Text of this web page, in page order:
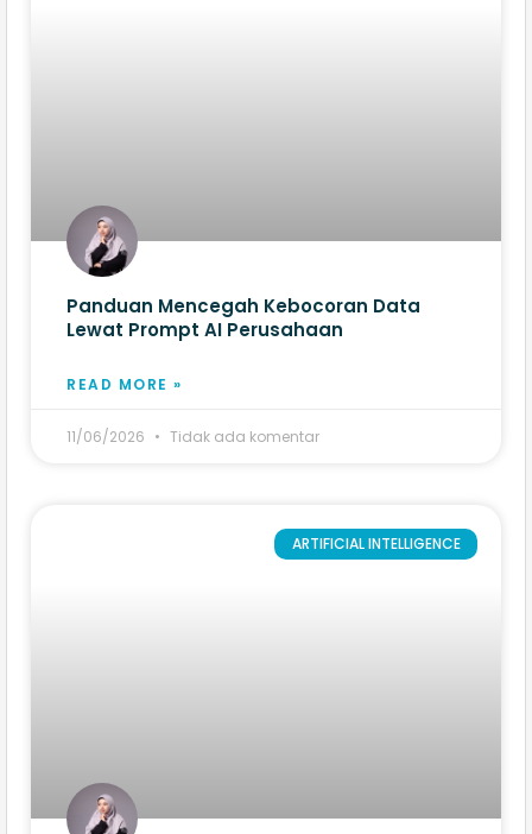
Panduan Mencegah Kebocoran Data
Lewat Prompt AI Perusahaan
READ MORE »
11/06/2026 Tidak ada komentar
ARTIFICIAL INTELLIGENCE